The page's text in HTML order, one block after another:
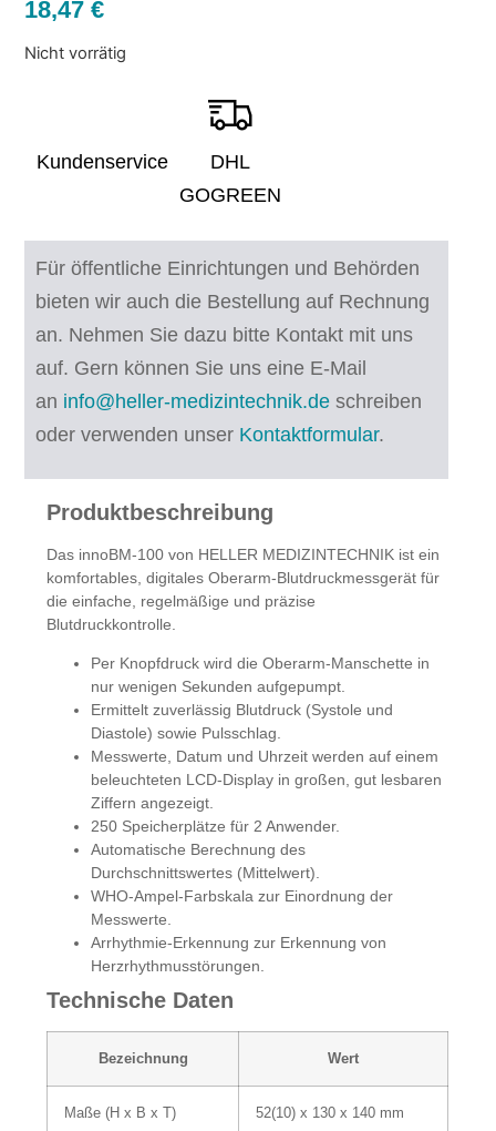
18,47€
Nicht vorrätig
Kundenservice
DHL
GOGREEN
Für öffentliche Einrichtungen und Behörden
bieten wir auch die Bestellung auf Rechnung
an. Nehmen Sie dazu bitte Kontakt mit uns
auf. Gern können Sie uns eine E-Mail
an info@heller-medizintechnik.de schreiben
oder verwenden unser Kontaktformular.
Produktbeschreibung
Das innoBM-100 von HELLER MEDIZINTECHNIK ist ein
komfortables, digitales Oberarm-Blutdruckmessgerät für
die einfache, regelmäßige und präzise
Blutdruckkontrolle.
Per Knopfdruck wird die Oberarm-Manschette in
nur wenigen Sekunden aufgepumpt.
Ermittelt zuverlässig Blutdruck (Systole und
Diastole) sowie Pulsschlag.
Messwerte, Datum und Uhrzeit werden auf einem
beleuchteten LCD-Display in großen, gut lesbaren
Ziffern angezeigt.
250 Speicherplätze für 2 Anwender.
Automatische Berechnung des
Durchschnittswertes (Mittelwert).
WHO-Ampel-Farbskala zur Einordnung der
Messwerte.
Arrhythmie-Erkennung zur Erkennung von
Herzrhythmusstörungen.
Technische Daten
Bezeichnung Wert
Maße (H x B x T) 52(10) x 130 x 140 mm